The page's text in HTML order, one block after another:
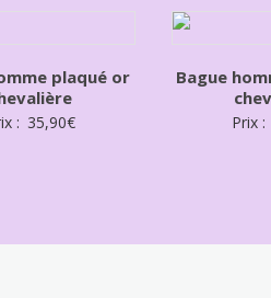
plaqué or
: 35,90€
Bague
Prix :